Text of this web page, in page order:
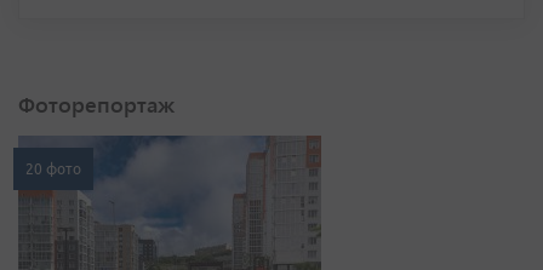
Фоторепортаж
20 фото